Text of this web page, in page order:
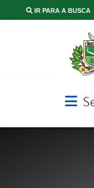
IR PARA A BUSCA
Abrir